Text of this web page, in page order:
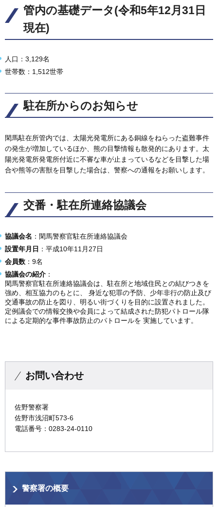
管内の基礎データ(令和5年12月31日
現在)
人口：3,129名
世帯数：1,512世帯
駐在所からのお知らせ
閑馬駐在所管内では、太陽光発電所にある銅線をねらった盗難事件
の発生が増加しているほか、熊の目撃情報も散発的にあります。太
陽光発電所発電所付近に不審な車が止まっているなどを目撃した場
合や熊等の害獣を目撃した場合は、警察への通報をお願いします。
交番・駐在所連絡協議会
協議会名 ：閑馬警察官駐在所連絡協議会
設置年月日 ：平成10年11月27日
会員数 ：9名
協議会の紹介 ：
閑馬警察官駐在所連絡協議会は、駐在所と地域住民との結びつきを
強め、相互協力のもとに、 身近な犯罪の予防、少年非行の防止及び
交通事故の防止を図り、明るい街づくりを目的に設置されました。
定例議会での情報交換や会員によって結成された防犯パトロール隊
による定期的な事件事故防止のパトロールを 実施しています。
お問い合わせ
佐野警察署
佐野市浅沼町573-6
電話番号：0283-24-0110
警察署の概要